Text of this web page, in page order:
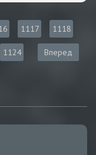
1117 1118
1124 Вперед